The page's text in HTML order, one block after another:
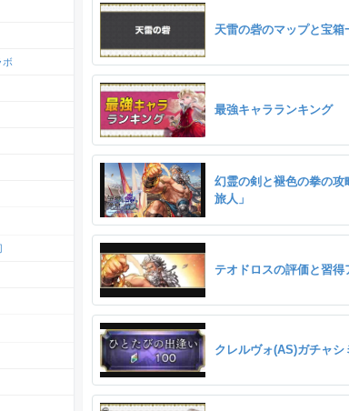
天雷の砦のマップと宝箱
最強キャラランキング
幻霊の剣と褪色の拳の
旅人」
テオドロスの評価と習得
クレルヴォ(AS)ガチャシ
ボ